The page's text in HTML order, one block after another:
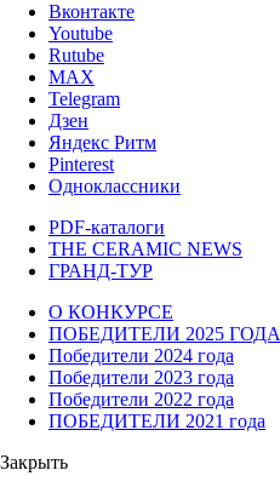
Вконтакте
Youtube
Rutube
MAX
Telegram
Дзен
Яндекс Ритм
Pinterest
Одноклассники
PDF-каталоги
THE CERAMIC NEWS
ГРАНД-ТУР
О КОНКУРСЕ
ПОБЕДИТЕЛИ 2025 ГОДА
Победители 2024 года
Победители 2023 года
Победители 2022 года
ПОБЕДИТЕЛИ 2021 года
Закрыть